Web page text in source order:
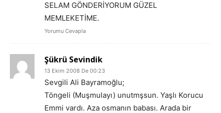
SELAM GÖNDERİYORUM GÜZEL
MEMLEKETİME.
Yorumu Cevapla
Şükrü Sevindik
13 Ekim 2008 De 00:23
Sevgili Ali Bayramoğlu;
Töngeli (Muşmulayı) unutmşsun. Yaşlı Korucu
Emmi vardı. Aza osmanın babası. Arada bir